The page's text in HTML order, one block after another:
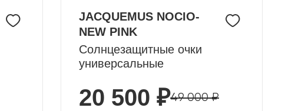
JACQUEMUS NOCIO-
NEW PINK
Солнцезащитные очки
универсальные
20 500 ₽49 000 ₽